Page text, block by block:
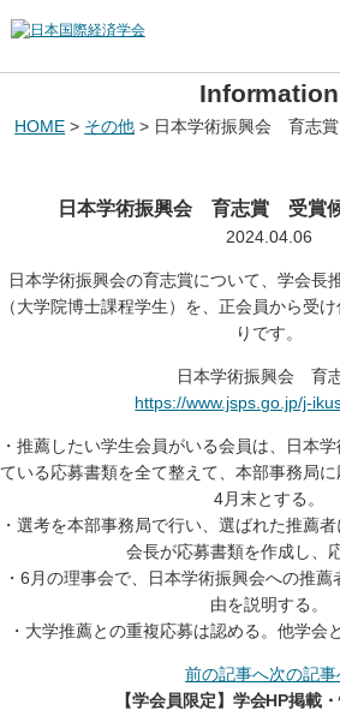
Information
HOME > その他 > 日本学術振興会 育志
日本学術振興会 育志賞 受賞
2024.04.06
日本学術振興会の育志賞について、学会長
（大学院博士課程学生）を、正会員から受
りです。
日本学術振興会 育
https://www.jsps.go.jp/j-
・推薦したい学生会員がいる会員は、日本
ている応募書類を全て整えて、本部事務局
4月末とする。
・選考を本部事務局で行い、選ばれた推薦
会長が応募書類を作成し、
・6月の理事会で、日本学術振興会への推
由を説明する。
・大学推薦との重複応募は認める。他学会
前の記事へ次の記事
【学会員限定】学会HP掲載